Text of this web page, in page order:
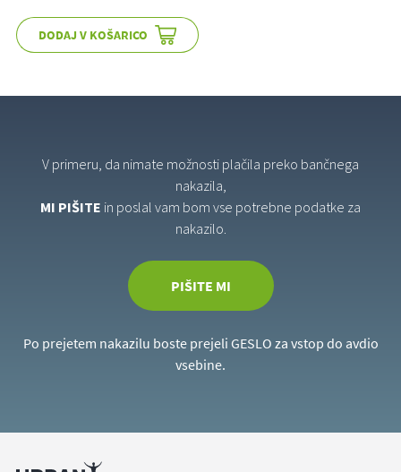
V primeru, da nimate možnosti plačila preko bančnega
nakazila,
MI PIŠITE in poslal vam bom vse potrebne podatke za
nakazilo.
PIŠITE MI
Po prejetem nakazilu boste prejeli GESLO za vstop do avdio
vsebine.